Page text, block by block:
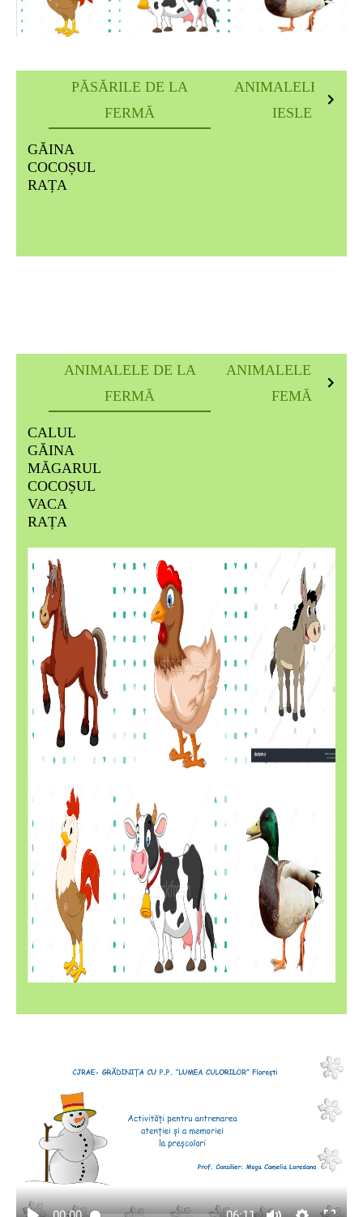
PĂSĂRILE DE LA
FERMĂ
ANIMALELE DIN
IESLE
GĂINA
COCOȘUL
RAȚA
ANIMALELE DE LA
FERMĂ
ANIMALELE DE LA
FEMĂ
CALUL
GĂINA
MĂGARUL
COCOȘUL
VACA
RAȚA